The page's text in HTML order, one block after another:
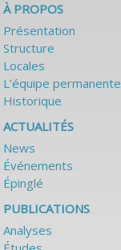
À PROPOS
Présentation
Structure
Locales
L’équipe permanente
Historique
ACTUALITÉS
News
Événements
Épinglé
PUBLICATIONS
Analyses